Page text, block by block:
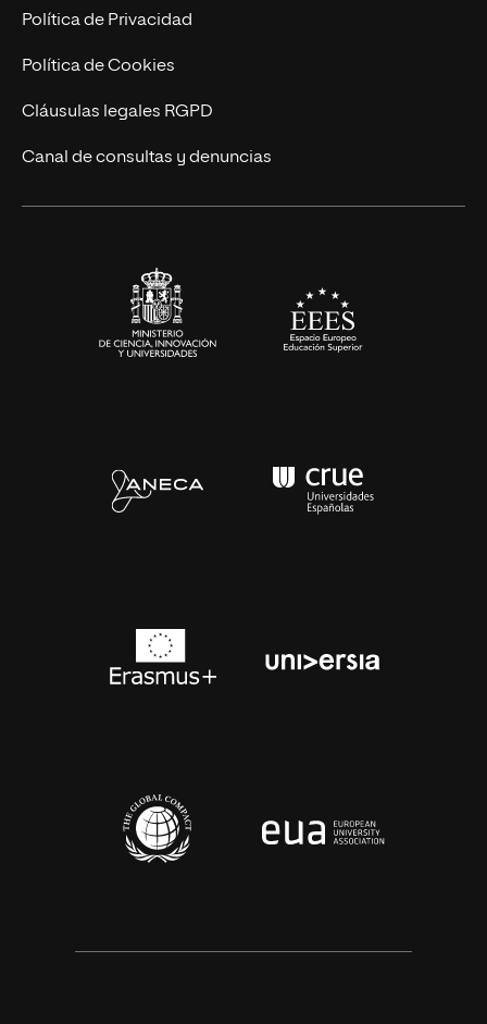
Postgrados
Cursos Universitarios
Trabaja en UNIR
Actualidad
UNIR Revista
Eventos
Política de Privacidad
Política de Cookies
Cláusulas legales RGPD
Canal de consultas y denuncias